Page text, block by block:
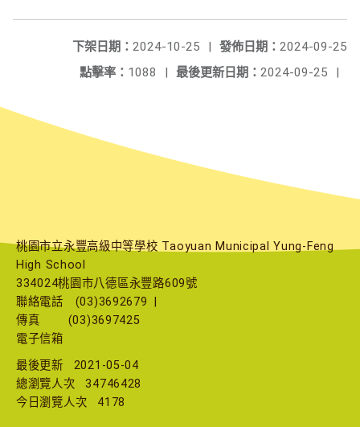
發佈日期： 2024-09-25
下架日期： 2024-10-25
|
最後更新日期： 2024-09-25 |
點擊率： 1088 |
桃園市立永豐高級中等學校 Taoyuan Municipal Yung-Feng
High School
334024桃園市八德區永豐路609號
聯絡電話
(03)3692679
傳真
(03)3697425
電子信箱
最後更新
2021-05-04
總瀏覽人次
34746428
今日瀏覽人次
4178